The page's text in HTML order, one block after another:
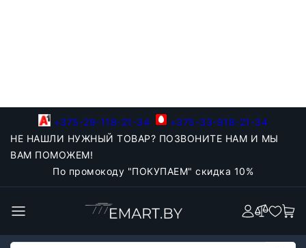
+375-29-118-21-34
+375-33-918-21-34
НЕ НАШЛИ НУЖНЫЙ ТОВАР? ПОЗВОНИТЕ НАМ И МЫ
ВАМ ПОМОЖЕМ!
По промокоду "ПОКУПАЕМ" скидка 10%